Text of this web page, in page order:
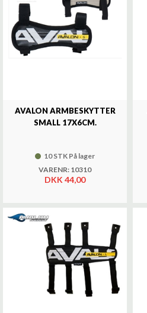
AVALON ARMBESKYTTER
SMALL 17X6CM.
10 STK På lager
VARENR: 10310
DKK 44,00